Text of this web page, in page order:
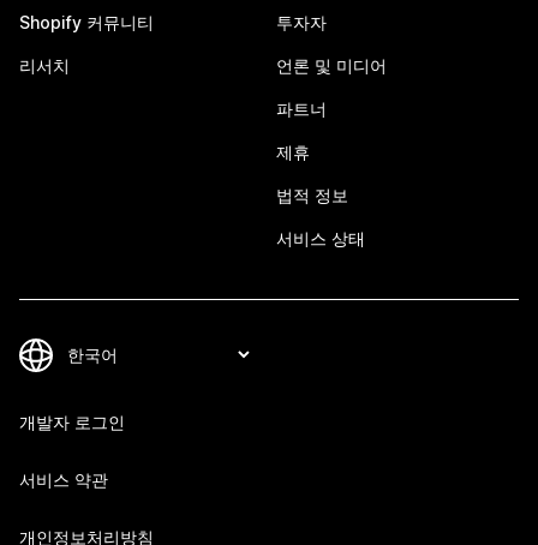
Shopify 커뮤니티
리서치
투자자
언론 및 미디어
파트너
제휴
법적 정보
서비스 상태
개발자 로그인
서비스 약관
개인정보처리방침